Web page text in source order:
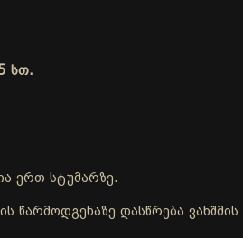
სთ.
ერთ სტუმარზე.
წარმოდგენაზე დასწრება